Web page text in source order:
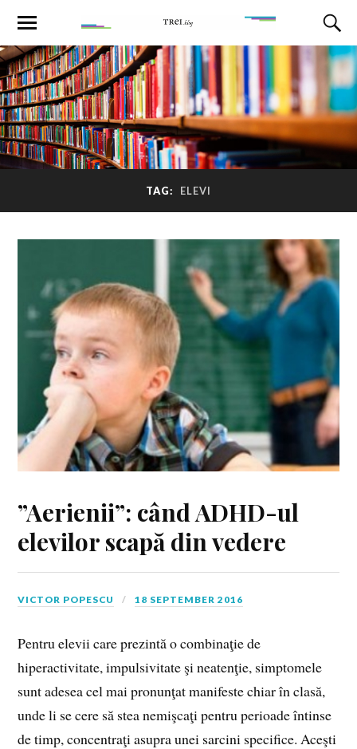
TAG: ELEVI
”Aerienii”: când ADHD-ul
elevilor scapă din vedere
VICTOR POPESCU 18 SEPTEMBER 2016
Pentru elevii care prezintă o combinaţie de
hiperactivitate, impulsivitate şi neatenţie, simptomele
sunt adesea cel mai pronunţat manifeste chiar în clasă,
unde li se cere să stea nemişcaţi pentru perioade întinse
de timp, concentraţi asupra unei sarcini specifice. Aceşti